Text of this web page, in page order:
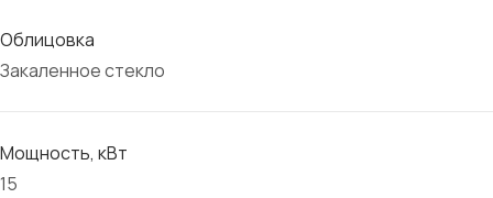
Облицовка
Закаленное стекло
Мощность, кВт
15